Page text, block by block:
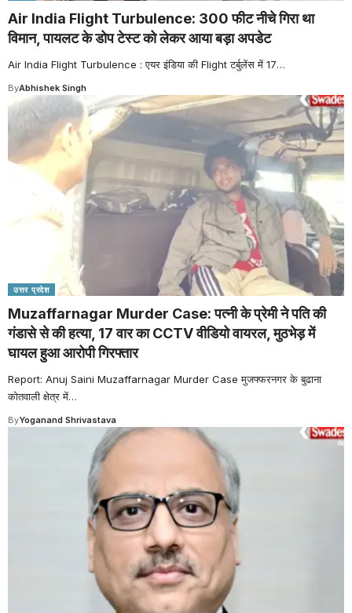
Air India Flight Turbulence: 300 फीट नीचे गिरा था
विमान, पायलट के डोप टेस्ट को लेकर आया बड़ा अपडेट
Air India Flight Turbulence : एयर इंडिया की Flight टर्बुलेंस में 17…
ByAbhishek Singh
उत्तर प्रदेश
Muzaffarnagar Murder Case: पत्नी के प्रेमी ने पति की
गंडासे से की हत्या, 17 वार का CCTV वीडियो वायरल, मुठभेड़ में
घायल हुआ आरोपी गिरफ्तार
Report: Anuj Saini Muzaffarnagar Murder Case मुजफ्फरनगर के बुढाना
कोतवाली क्षेत्र में…
ByYoganand Shrivastava